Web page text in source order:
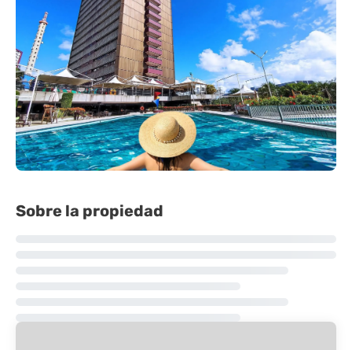
Sobre la propiedad